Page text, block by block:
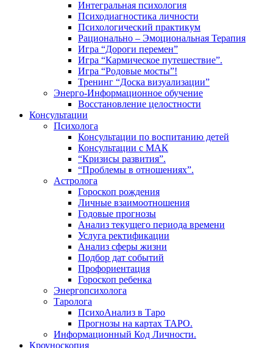
Интегральная психология
Психодиагностика личности
Психологический практикум
Рационально – Эмоциональная Терапия
Игра “Дороги перемен”
Игра “Кармическое путешествие”.
Игра “Родовые мосты”!
Тренинг “Доска визуализации”
Энерго-Информационное обучение
Восстановление целостности
Консультации
Психолога
Консультации по воспитанию детей
Консультации с МАК
“Кризисы развития”.
“Проблемы в отношениях”.
Астролога
Гороскоп рождения
Личные взаимоотношения
Годовые прогнозы
Анализ текущего периода времени
Услуга ректификации
Анализ сферы жизни
Подбор дат событий
Профориентация
Гороскоп ребенка
Энергопсихолога
Таролога
ПсихоАнализ в Таро
Прогнозы на картах ТАРО.
Информационный Код Личности.
Кроуноскопия